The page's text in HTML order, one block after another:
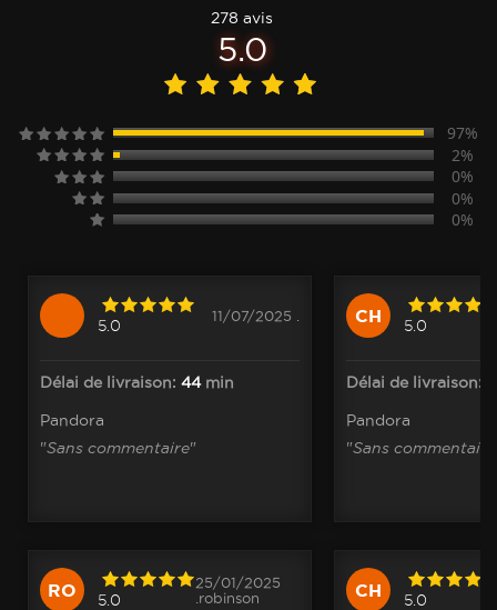
278 avis
5.0
97%
2%
0%
0%
0%
5.0
11/07/2025 .
Délai de livraison: 44min
Pandora
"Sans commentaire"
RO 5.0
25/01/2025
.robinson
CH 5.0
Délai de livraison:
Pandora
"Sans commentaire
CH 5.0